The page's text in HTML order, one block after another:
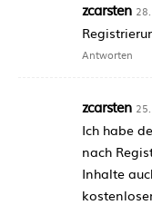
zcarsten
Antworten
zcarsten
Ich habe
nach
Inhalte